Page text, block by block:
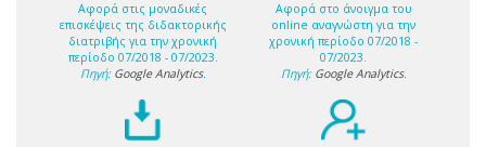
Αφορά στις μοναδικές
επισκέψεις της διδακτορικής
διατριβής για την χρονική
περίοδο 07/2018 - 07/2023.
Πηγή: Google Analytics.
Αφορά στο άνοιγμα του
online αναγνώστη για την
χρονική περίοδο 07/2018 -
07/2023.
Πηγή: Google Analytics.